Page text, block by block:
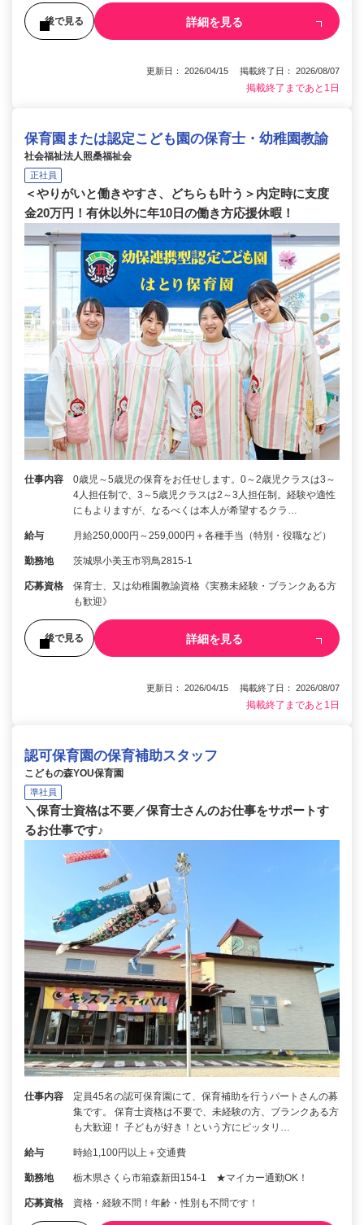
後で見る 詳細を見る
更新日： 2026/04/15 掲載終了日： 2026/08/07
掲載終了まであと1日
保育園または認定こども園の保育士・幼稚園教諭
社会福祉法人照桑福祉会
正社員
＜やりがいと働きやすさ、どちらも叶う＞内定時に支度
金20万円！有休以外に年10日の働き方応援休暇！
仕事内容
0歳児～5歳児の保育をお任せします。0～2歳児クラスは3～
4人担任制で、3～5歳児クラスは2～3人担任制。経験や適性
にもよりますが、なるべくは本人が希望するクラ…
給与 月給250,000円～259,000円＋各種手当（特別・役職など）
勤務地 茨城県小美玉市羽鳥2815-1
応募資格
保育士、又は幼稚園教諭資格《実務未経験・ブランクある方
も歓迎》
後で見る 詳細を見る
更新日： 2026/04/15 掲載終了日： 2026/08/07
掲載終了まであと1日
認可保育園の保育補助スタッフ
こどもの森YOU保育園
準社員
＼保育士資格は不要／保育士さんのお仕事をサポートす
るお仕事です♪
仕事内容
定員45名の認可保育園にて、保育補助を行うパートさんの募
集です。 保育士資格は不要で、未経験の方、ブランクある方
も大歓迎！ 子どもが好き！という方にピッタリ…
給与 時給1,100円以上＋交通費
勤務地 栃木県さくら市箱森新田154‐1 ★マイカー通勤OK！
応募資格 資格・経験不問！年齢・性別も不問です！